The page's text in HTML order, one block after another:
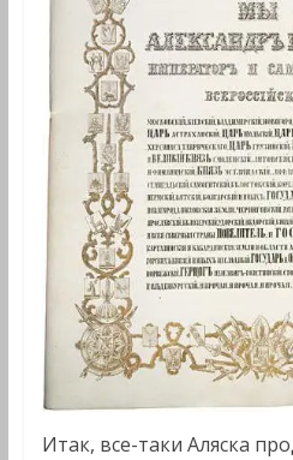
Итак, все-таки Аляска